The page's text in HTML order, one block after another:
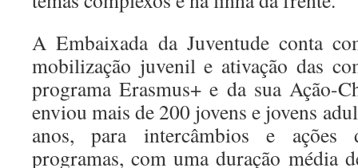
A Embaixada da Juventude conta
mobilização juvenil e ativação das
programa Erasmus+ e da sua Ação-
enviou mais de 200 jovens e jovens
anos, para intercâmbios e ações
programas, com uma duração média